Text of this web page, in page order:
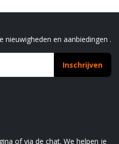
en aanbiedingen .
Inschrijven
of via de chat. We helpen je